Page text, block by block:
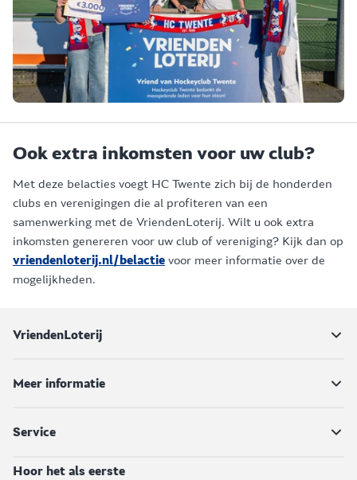
Ook extra inkomsten voor uw club?
Met deze belacties voegt HC Twente zich bij de honderden
clubs en verenigingen die al profiteren van een
samenwerking met de VriendenLoterij. Wilt u ook extra
inkomsten genereren voor uw club of vereniging? Kijk dan op
vriendenloterij.nl/belactie voor meer informatie over de
mogelijkheden.
VriendenLoterij
Meer informatie
Service
Hoor het als eerste